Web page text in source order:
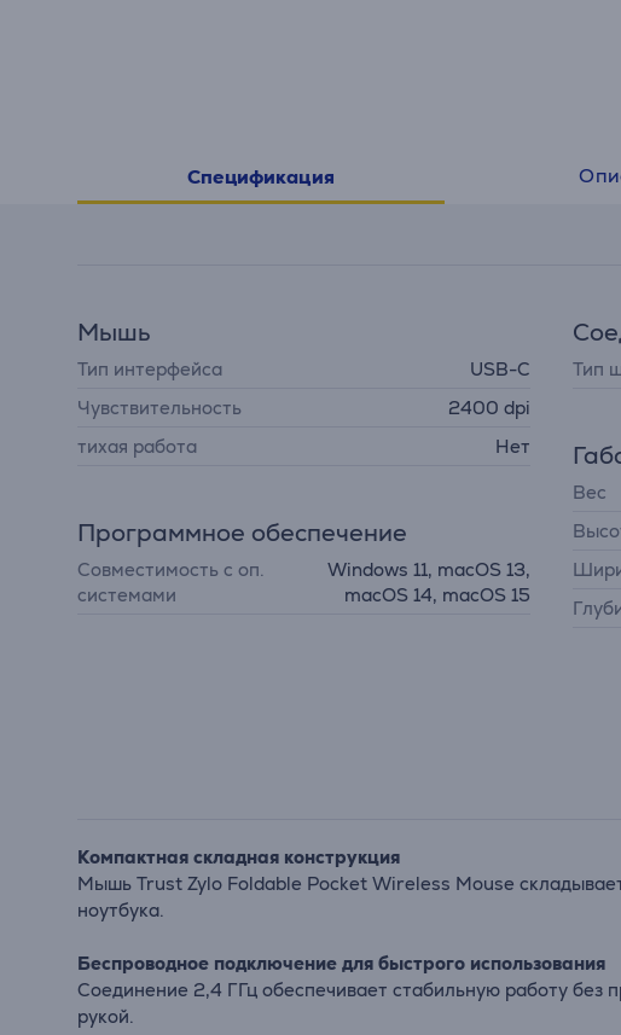
Спецификация
Мышь
Тип интерфейса
USB-C
Чувствительность
2400 dpi
тихая работа
Нет
Программное обеспечение
Совместимость с оп.
системами
Windows 11, macOS 13,
macOS 14, macOS 15
Тип
Вес
Компактная складная конструкция
Мышь Trust Zylo Foldable Pocket Wireless Mouse
ноутбука.
Беспроводное подключение для быстрого использования
Соединение 2,4 ГГц обеспечивает стабильную работу
рукой.